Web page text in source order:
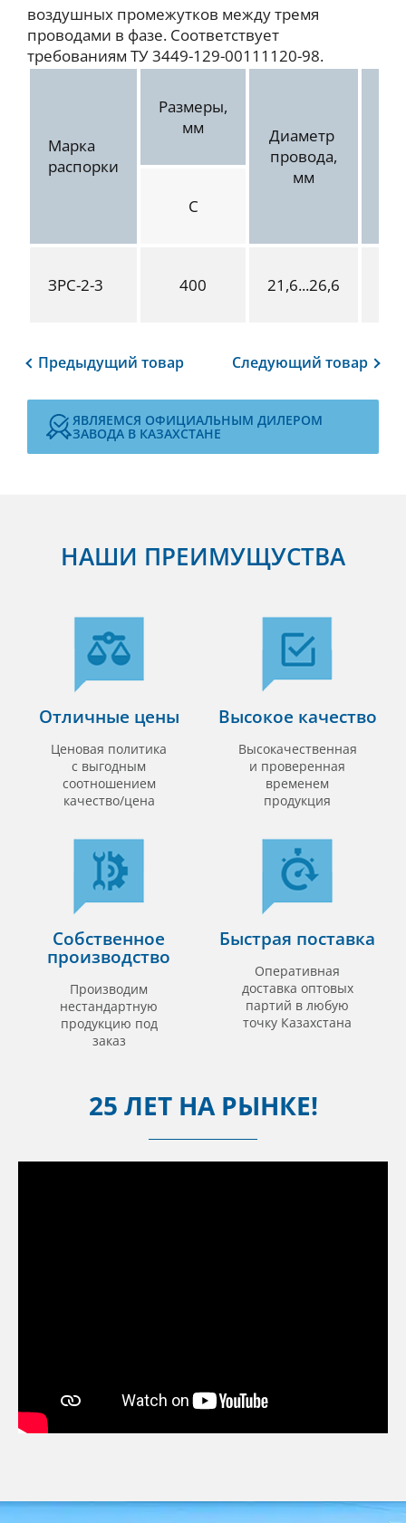
воздушных промежутков между тремя
проводами в фазе. Соответствует
требованиям ТУ 3449-129-00111120-98.
Марка
распорки
Размеры,
мм
Диаметр
провода,
мм
С
ЗРС-2-3 400 21,6...26,6
Предыдущий товар Следующий товар
ЯВЛЯЕМСЯ ОФИЦИАЛЬНЫМ ДИЛЕРОМ
ЗАВОДА В КАЗАХСТАНЕ
НАШИ ПРЕИМУЩУСТВА
Отличные цены
Ценовая политика
с выгодным
соотношением
качество/цена
Высокое качество
Высокачественная
и проверенная
временем
продукция
Собственное
производство
Производим
нестандартную
продукцию под
заказ
Быстрая поставка
Оперативная
доставка оптовых
партий в любую
точку Казахстана
25 ЛЕТ НА РЫНКЕ!